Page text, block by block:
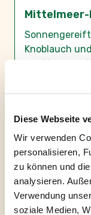
Diese Webseite
Wir verwenden
personalisieren,
zu können und
analysieren.
Verwendung
soziale Medien,
Mittelmeer-
Knoblauch
mediterraner
und
einen Hauch
perfekt
komplett auf
gluten- und
Ob herzhafte
Tomaten-
Bruschetta –
Tüpfelchen